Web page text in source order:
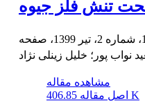
تنش فلز جیوه
نواب پور؛ خلیل زینلی نژاد
مشاهده مقاله
اصل مقاله 406.85 K